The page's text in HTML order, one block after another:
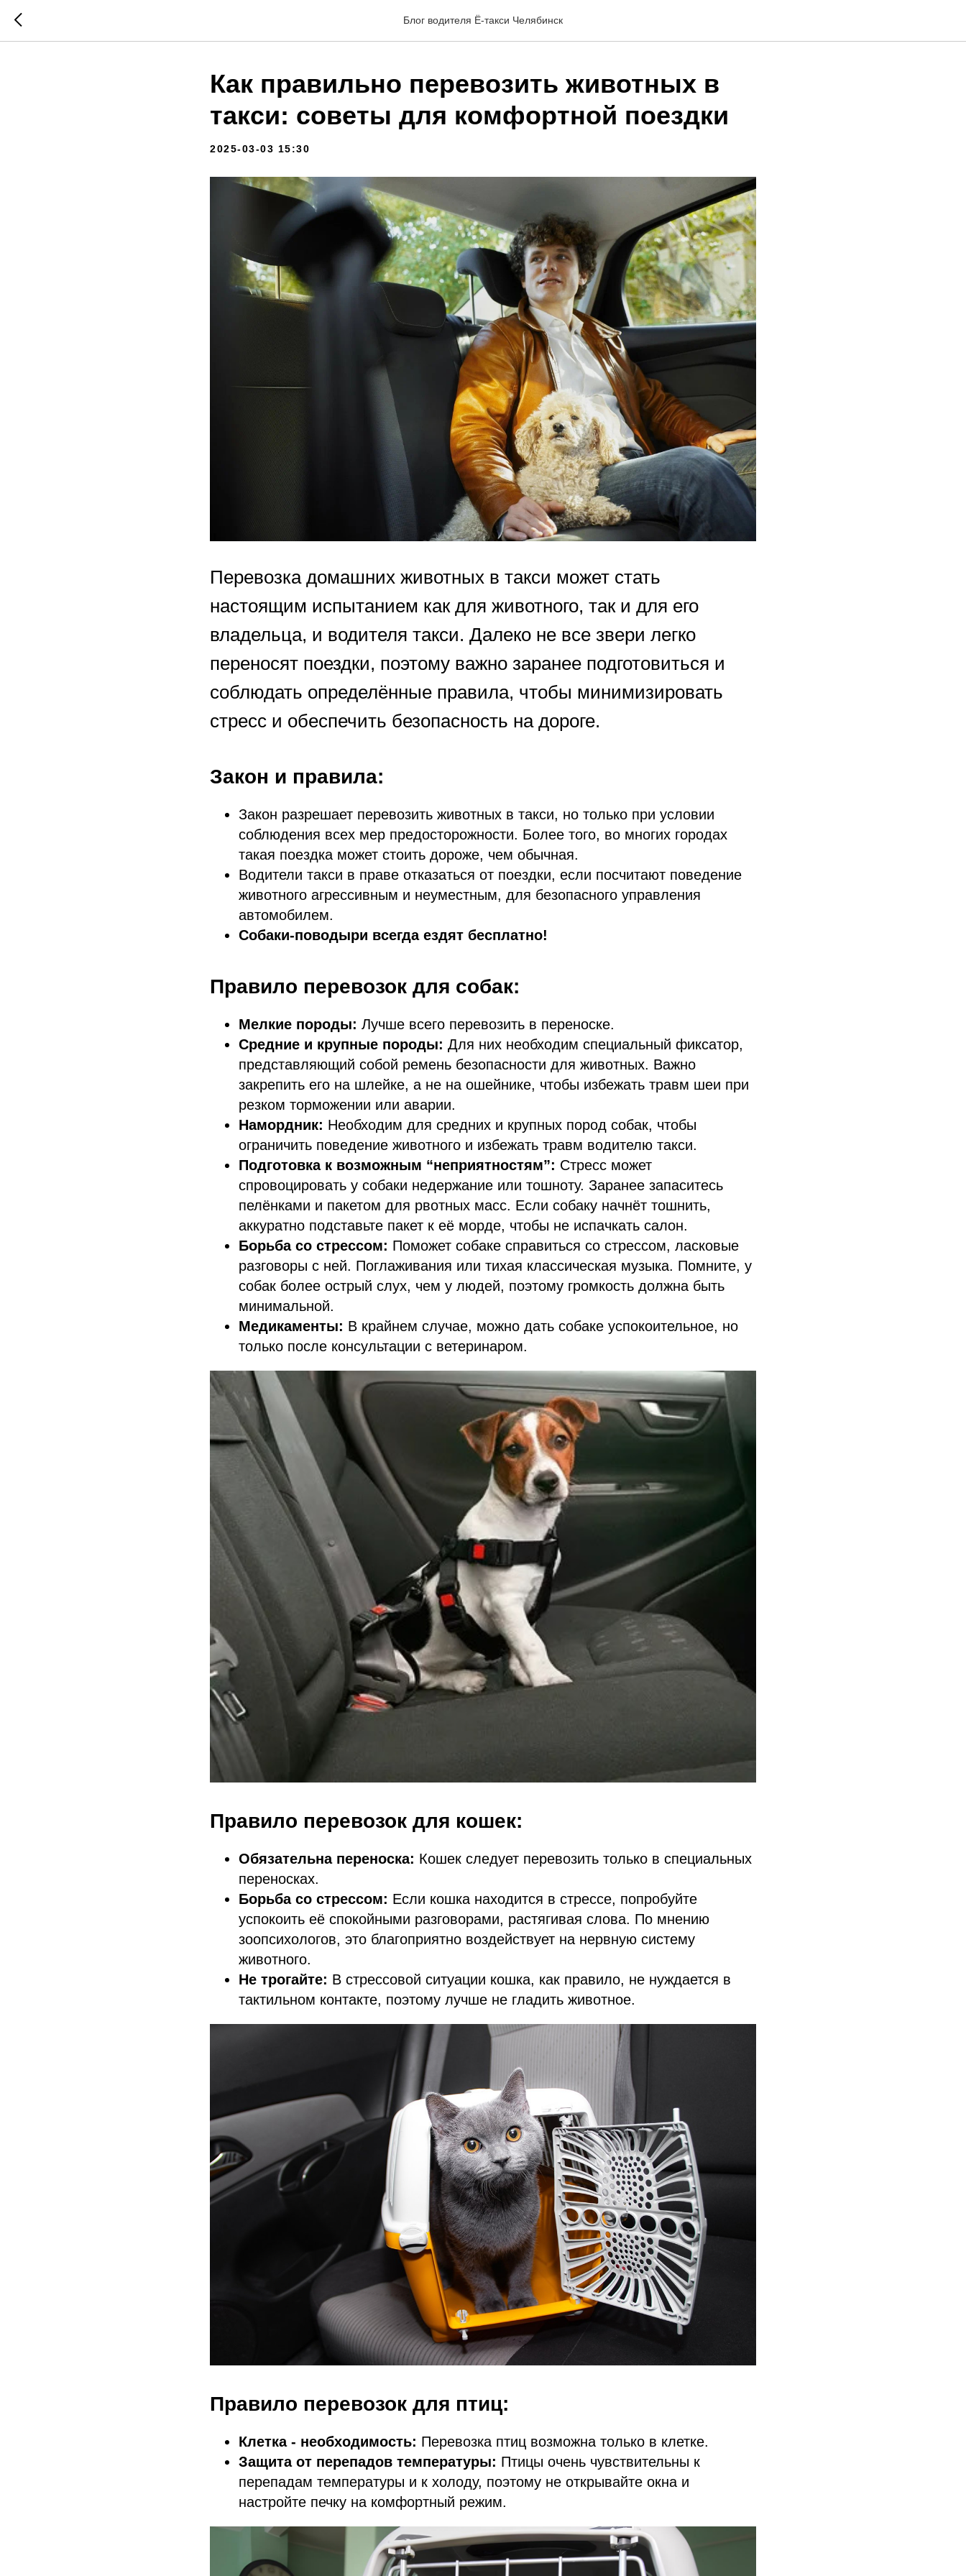
Блог водителя Ё-такси Челябинск
Как правильно перевозить животных в
такси: советы для комфортной поездки
2025-03-03 15:30
Перевозка домашних животных в такси может стать
настоящим испытанием как для животного, так и для его
владельца, и водителя такси. Далеко не все звери легко
переносят поездки, поэтому важно заранее подготовиться и
соблюдать определённые правила, чтобы минимизировать
стресс и обеспечить безопасность на дороге.
Закон и правила:
Закон разрешает перевозить животных в такси, но только при условии
соблюдения всех мер предосторожности. Более того, во многих городах
такая поездка может стоить дороже, чем обычная.
Водители такси в праве отказаться от поездки, если посчитают поведение
животного агрессивным и неуместным, для безопасного управления
автомобилем.
Собаки-поводыри всегда ездят бесплатно!
Правило перевозок для собак:
Мелкие породы: Лучше всего перевозить в переноске.
Средние и крупные породы: Для них необходим специальный фиксатор,
представляющий собой ремень безопасности для животных. Важно
закрепить его на шлейке, а не на ошейнике, чтобы избежать травм шеи при
резком торможении или аварии.
Намордник: Необходим для средних и крупных пород собак, чтобы
ограничить поведение животного и избежать травм водителю такси.
Подготовка к возможным “неприятностям”: Стресс может
спровоцировать у собаки недержание или тошноту. Заранее запаситесь
пелёнками и пакетом для рвотных масс. Если собаку начнёт тошнить,
аккуратно подставьте пакет к её морде, чтобы не испачкать салон.
Борьба со стрессом: Поможет собаке справиться со стрессом, ласковые
разговоры с ней. Поглаживания или тихая классическая музыка. Помните, у
собак более острый слух, чем у людей, поэтому громкость должна быть
минимальной.
Медикаменты: В крайнем случае, можно дать собаке успокоительное, но
только после консультации с ветеринаром.
Правило перевозок для кошек:
Обязательна переноска: Кошек следует перевозить только в специальных
переносках.
Борьба со стрессом: Если кошка находится в стрессе, попробуйте
успокоить её спокойными разговорами, растягивая слова. По мнению
зоопсихологов, это благоприятно воздействует на нервную систему
животного.
Не трогайте: В стрессовой ситуации кошка, как правило, не нуждается в
тактильном контакте, поэтому лучше не гладить животное.
Правило перевозок для птиц:
Клетка - необходимость: Перевозка птиц возможна только в клетке.
Защита от перепадов температуры: Птицы очень чувствительны к
перепадам температуры и к холоду, поэтому не открывайте окна и
настройте печку на комфортный режим.